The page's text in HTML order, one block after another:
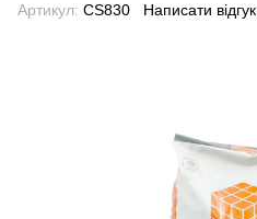
Артикул: CS830 Написати відгук